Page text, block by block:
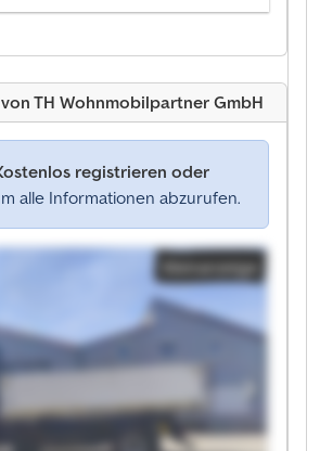
TH Wohnmobilpartner GmbH
registrieren oder
alle Informationen abzurufen.
Kleinanzeige